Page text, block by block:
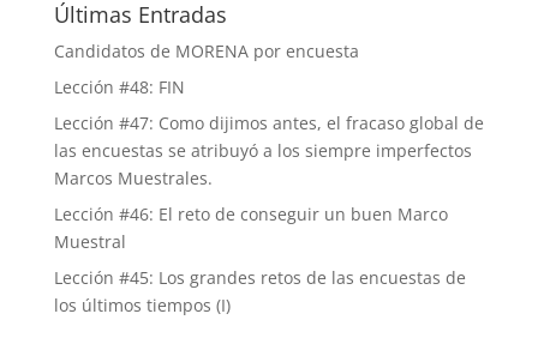
Últimas Entradas
Candidatos de MORENA por encuesta
Lección #48: FIN
Lección #47: Como dijimos antes, el fracaso global de
las encuestas se atribuyó a los siempre imperfectos
Marcos Muestrales.
Lección #46: El reto de conseguir un buen Marco
Muestral
Lección #45: Los grandes retos de las encuestas de
los últimos tiempos (I)